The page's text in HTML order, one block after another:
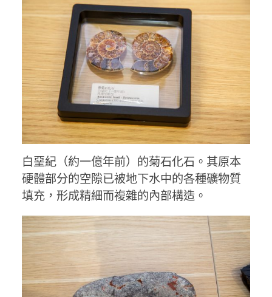
白堊紀（約一億年前）的菊石化石。其原本
硬體部分的空隙已被地下水中的各種礦物質
填充，形成精細而複雜的內部構造。